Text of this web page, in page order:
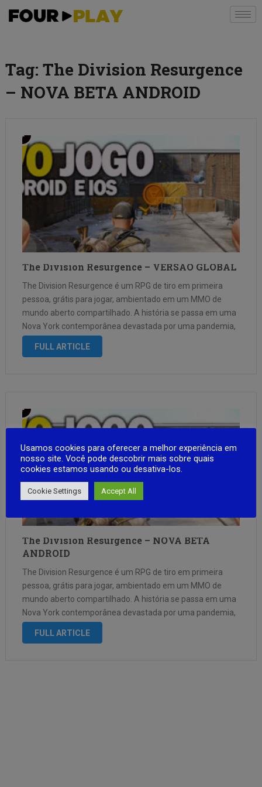
Tag: The Division Resurgence
– NOVA BETA ANDROID
The Division Resurgence – VERSÃO GLOBAL
The Division Resurgence é um RPG de tiro em primeira
pessoa, grátis para jogar, ambientado em um MMO de
mundo aberto compartilhado. A história se passa em uma
Nova York contemporânea devastada por uma pandemia,
que mergulhou o país no caos e levou ao colapso do …
FULL ARTICLE
The Division Resurgence – NOVA BETA
ANDROID
The Division Resurgence é um RPG de tiro em primeira
pessoa, grátis para jogar, ambientado em um MMO de
mundo aberto compartilhado. A história se passa em uma
Nova York contemporânea devastada por uma pandemia,
que mergulhou o país no caos e levou ao colapso do …
FULL ARTICLE
Usamos cookies para oferecer a melhor experiência em
nosso site. Você pode descobrir mais sobre quais
cookies estamos usando ou desativa-los.
Cookie Settings Accept All